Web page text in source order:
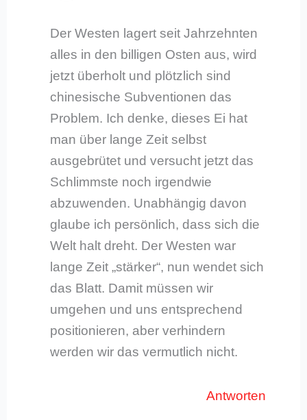
Der Westen lagert seit Jahrzehnten
alles in den billigen Osten aus, wird
jetzt überholt und plötzlich sind
chinesische Subventionen das
Problem. Ich denke, dieses Ei hat
man über lange Zeit selbst
ausgebrütet und versucht jetzt das
Schlimmste noch irgendwie
abzuwenden. Unabhängig davon
glaube ich persönlich, dass sich die
Welt halt dreht. Der Westen war
lange Zeit „stärker“, nun wendet sich
das Blatt. Damit müssen wir
umgehen und uns entsprechend
positionieren, aber verhindern
werden wir das vermutlich nicht.
Antworten